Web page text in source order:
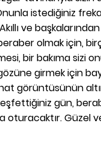
istediğiniz
ve
olmak için,
bir bakıma sizi
girmek için
görüntüsünün
gün,
oturacaktır. Güzel